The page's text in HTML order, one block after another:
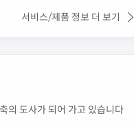
서비스/제품 정보 더 보기
의 도사가 되어 가고 있습니다